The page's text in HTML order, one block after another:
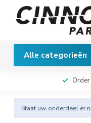
Alle categorieën
Staat uw onderdeel er